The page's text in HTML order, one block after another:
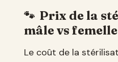
Prix de la
mâle vs
Le coût de la